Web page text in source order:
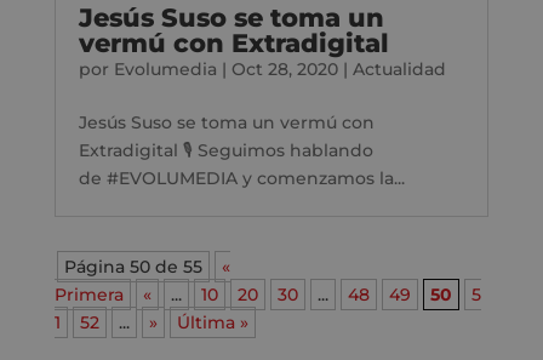
Jesús Suso se toma un
vermú con Extradigital
por Evolumedia | Oct 28, 2020| Actualidad
Jesús Suso se toma un vermú con
Extradigital 🎙 Seguimos hablando
de #EVOLUMEDIA y comenzamos la...
Página 50 de 55
«
Primera
« ... 10 20 30 ... 48 49 50
5
1
52 ... » Última »